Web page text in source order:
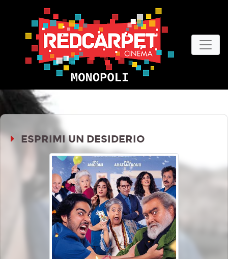
ESPRIMI UN DESIDERIO